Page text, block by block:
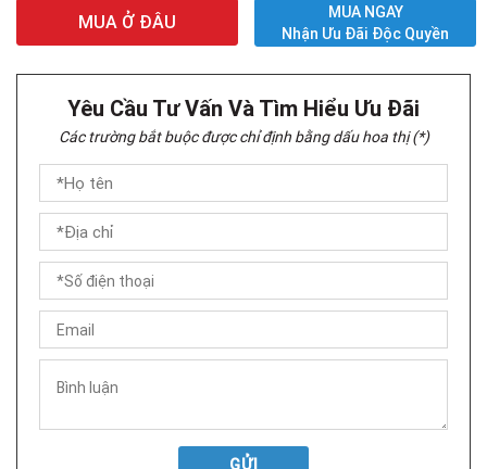
MUA Ở ĐÂU
MUA NGAY
Nhận Ưu Đãi Độc Quyền
Yêu Cầu Tư Vấn Và Tìm Hiểu Ưu Đãi
Các trường bắt buộc được chỉ định bằng dấu hoa thị (*)